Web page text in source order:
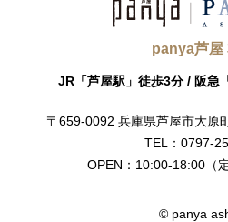
panya芦屋
JR「芦屋駅」徒歩3分 / 阪急
〒659-0092 兵庫県芦屋市大原
TEL：0797-
OPEN：10:00-18:00 （
© panya